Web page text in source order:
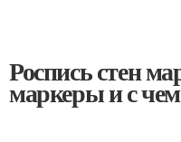
Роспись стен
маркеры и с